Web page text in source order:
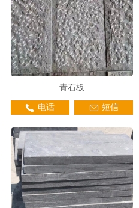
青石板
电话 短信